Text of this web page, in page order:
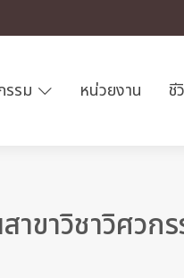
รรม หน่วยงาน ชี
ขาวิชาวิศวกร